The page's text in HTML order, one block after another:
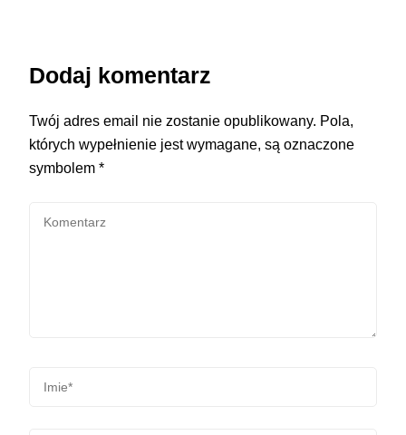
Dodaj komentarz
Twój adres email nie zostanie opublikowany. Pola,
których wypełnienie jest wymagane, są oznaczone
symbolem *